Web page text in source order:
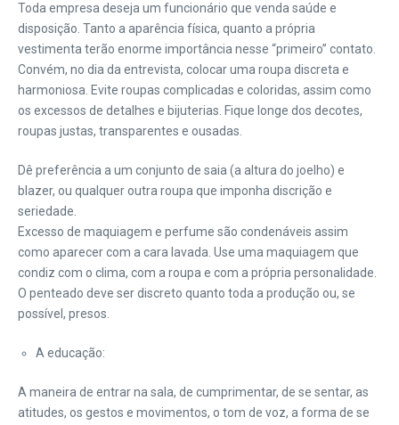
Toda empresa deseja um funcionário que venda saúde e
disposição. Tanto a aparência física, quanto a própria
vestimenta terão enorme importância nesse “primeiro” contato.
Convém, no dia da entrevista, colocar uma roupa discreta e
harmoniosa. Evite roupas complicadas e coloridas, assim como
os excessos de detalhes e bijuterias. Fique longe dos decotes,
roupas justas, transparentes e ousadas.
Dê preferência a um conjunto de saia (a altura do joelho) e
blazer, ou qualquer outra roupa que imponha discrição e
seriedade.
Excesso de maquiagem e perfume são condenáveis assim
como aparecer com a cara lavada. Use uma maquiagem que
condiz com o clima, com a roupa e com a própria personalidade.
O penteado deve ser discreto quanto toda a produção ou, se
possível, presos.
A educação:
A maneira de entrar na sala, de cumprimentar, de se sentar, as
atitudes, os gestos e movimentos, o tom de voz, a forma de se